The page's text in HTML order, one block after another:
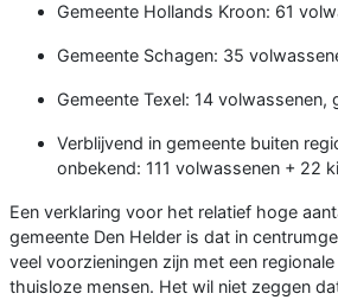
Gemeente Hollands Kroon: 61
Gemeente Schagen: 35
Gemeente Texel: 14 volwassenen,
Verblijvend in gemeente buiten
onbekend: 111 volwassenen + 22
Een verklaring voor het relatief hoge
gemeente Den Helder is dat in
veel voorzieningen zijn met een
thuisloze mensen. Het wil niet zeggen